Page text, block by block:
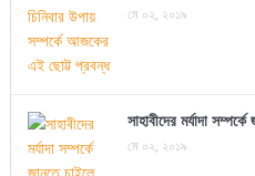
মে ০২, ২০১৯
সাহাবীদের মর্যাদা
মে ০২, ২০১৯